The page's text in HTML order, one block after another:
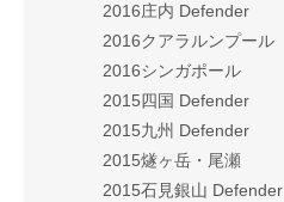
2016庄内 Defender
2016クアラルンプール
2016シンガポール
2015四国 Defender
2015九州 Defender
2015燧ヶ岳・尾瀬
2015石見銀山 Defender